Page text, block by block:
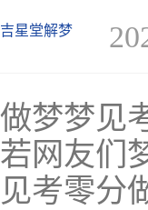
吉星堂解梦
做梦梦见
若网友们
见考零分